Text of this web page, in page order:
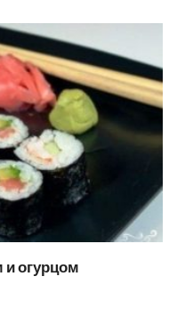
огурцом